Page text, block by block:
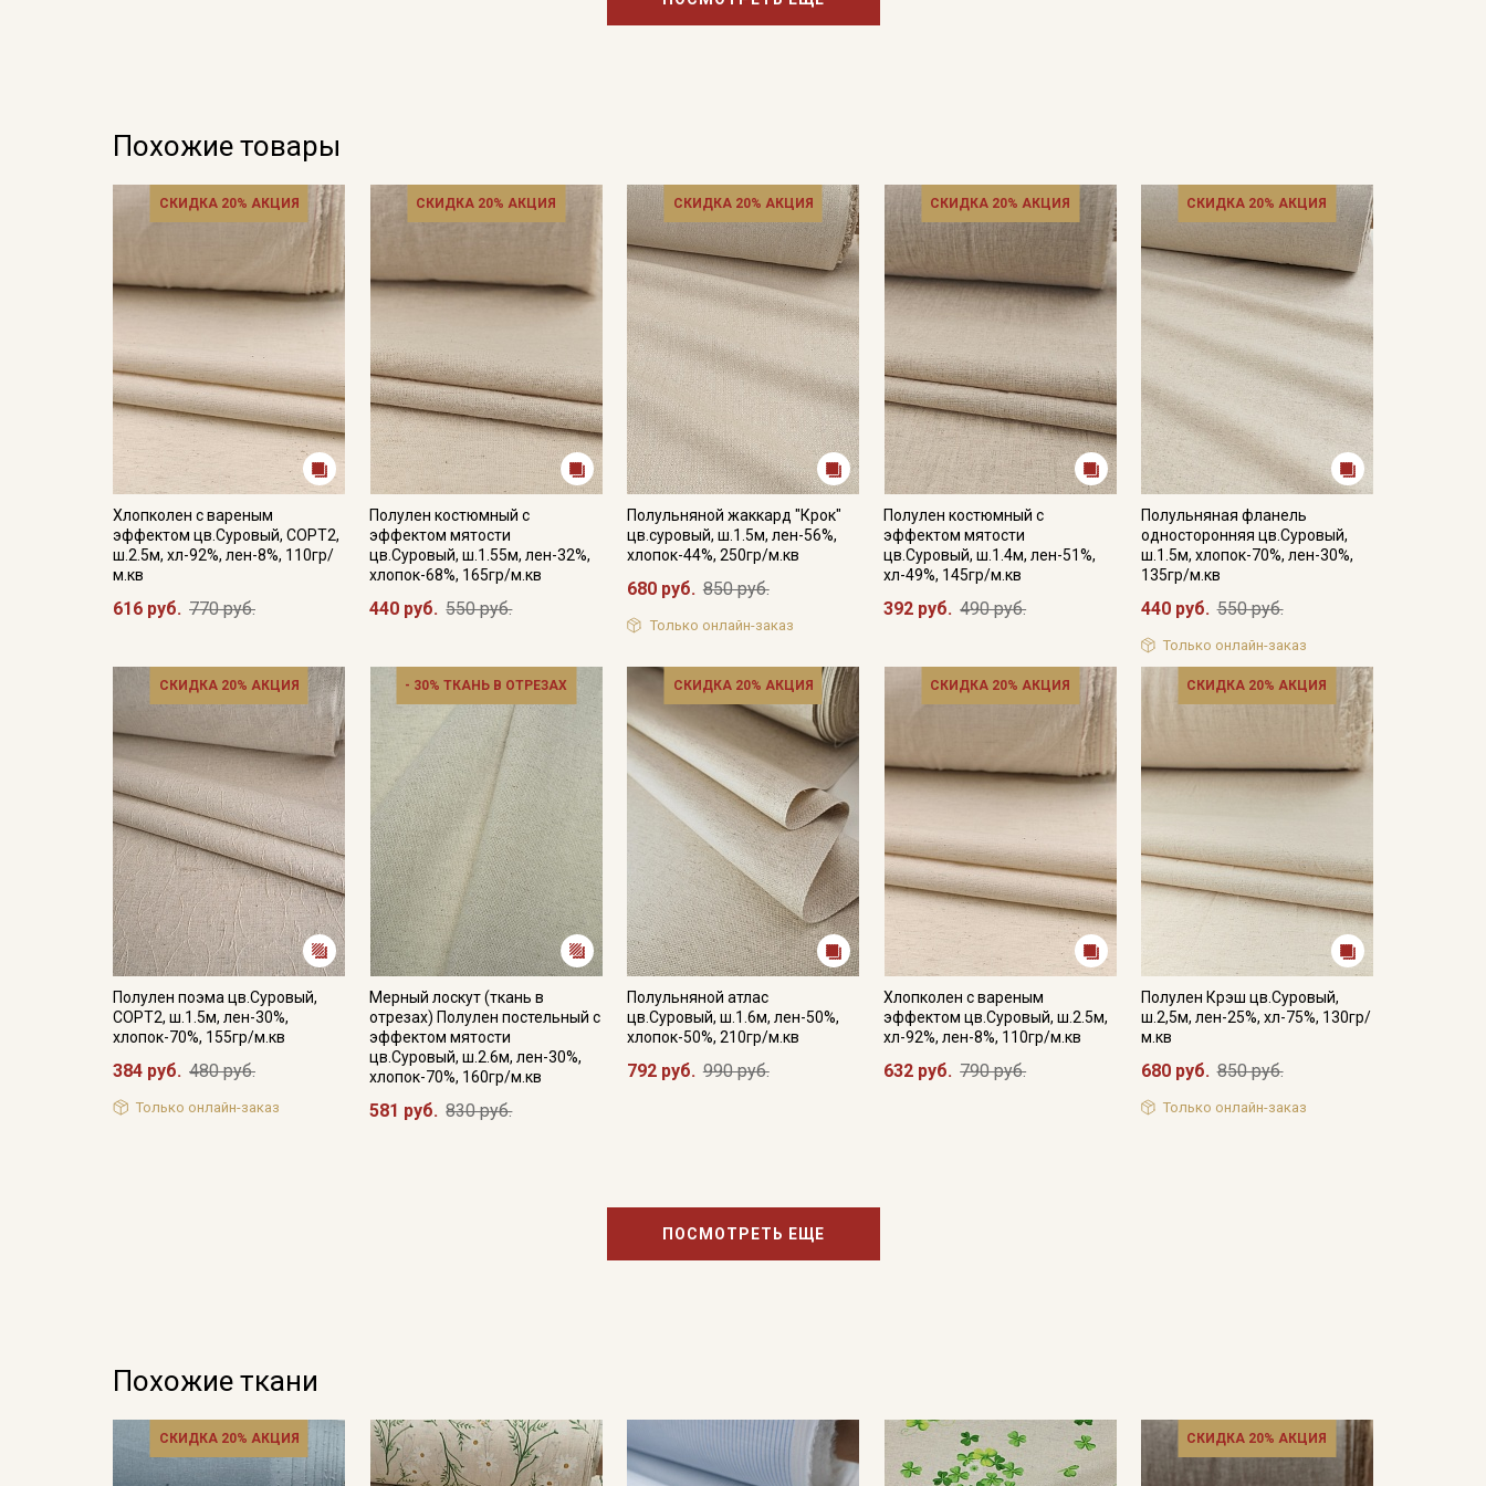
Похожие товары
СКИДКА 20% АКЦИЯ
Хлопколен с вареным
эффектом цв.Суровый, СОРТ2,
ш.2.5м, хл-92%, лен-8%, 110гр/
м.кв
616 руб. 770 руб.
СКИДКА 20% АКЦИЯ
Полулен костюмный с
эффектом мятости
цв.Суровый, ш.1.55м, лен-32%,
хлопок-68%, 165гр/м.кв
440 руб. 550 руб.
СКИДКА 20% АКЦИЯ
Полульняной жаккард "Крок"
цв.суровый, ш.1.5м, лен-56%,
хлопок-44%, 250гр/м.кв
680 руб. 850 руб.
Только онлайн-заказ
СКИДКА 20% АКЦИЯ
Полулен костюмный с
эффектом мятости
цв.Суровый, ш.1.4м, лен-51%,
хл-49%, 145гр/м.кв
392 руб. 490 руб.
СКИДКА 20% АКЦИЯ
Полульняная фланель
односторонняя цв.Суровый,
ш.1.5м, хлопок-70%, лен-30%,
135гр/м.кв
440 руб. 550 руб.
Только онлайн-заказ
СКИДКА 20% АКЦИЯ
Полулен поэма цв.Суровый,
СОРТ2, ш.1.5м, лен-30%,
хлопок-70%, 155гр/м.кв
384 руб. 480 руб.
Только онлайн-заказ
- 30% ТКАНЬ В ОТРЕЗАХ
Мерный лоскут (ткань в
отрезах) Полулен постельный с
эффектом мятости
цв.Суровый, ш.2.6м, лен-30%,
хлопок-70%, 160гр/м.кв
581 руб. 830 руб.
СКИДКА 20% АКЦИЯ
Полульняной атлас
цв.Суровый, ш.1.6м, лен-50%,
хлопок-50%, 210гр/м.кв
792 руб. 990 руб.
СКИДКА 20% АКЦИЯ
Хлопколен с вареным
эффектом цв.Суровый, ш.2.5м,
хл-92%, лен-8%, 110гр/м.кв
632 руб. 790 руб.
СКИДКА 20% АКЦИЯ
Полулен Крэш цв.Суровый,
ш.2,5м, лен-25%, хл-75%, 130гр/
м.кв
680 руб. 850 руб.
Только онлайн-заказ
ПОСМОТРЕТЬ ЕЩЕ
Похожие ткани
СКИДКА 20% АКЦИЯ СКИДКА 20% АКЦИЯ
Согласие на получение рекламных и
информационных рассылок